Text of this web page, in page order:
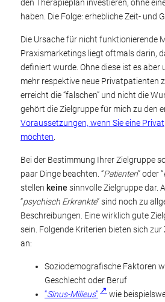
den Therapieplan investieren, ohne
haben. Die Folge: erhebliche Zeit- und
Die Ursache für nicht funktionierende
Praxismarketings liegt oftmals darin,
definiert wurde. Ohne diese ist es aber
mehr respektive neue Privatpatienten
erreicht die “falschen” und nicht die
gehört die Zielgruppe für mich zu den
Voraussetzungen, wenn Sie eine
möchten
Bei der Bestimmung Ihrer Zielgruppe
paar Dinge beachten. “Patienten” oder “
stellen keine sinnvolle Zielgruppe dar.
“psychisch Erkrankte” sind noch zu
Beschreibungen. Eine wirklich gute
sein. Folgende Kriterien bieten sich
an:
Soziodemografische Faktoren
Geschlecht oder Beruf
“Sinus-Milieus”
wie